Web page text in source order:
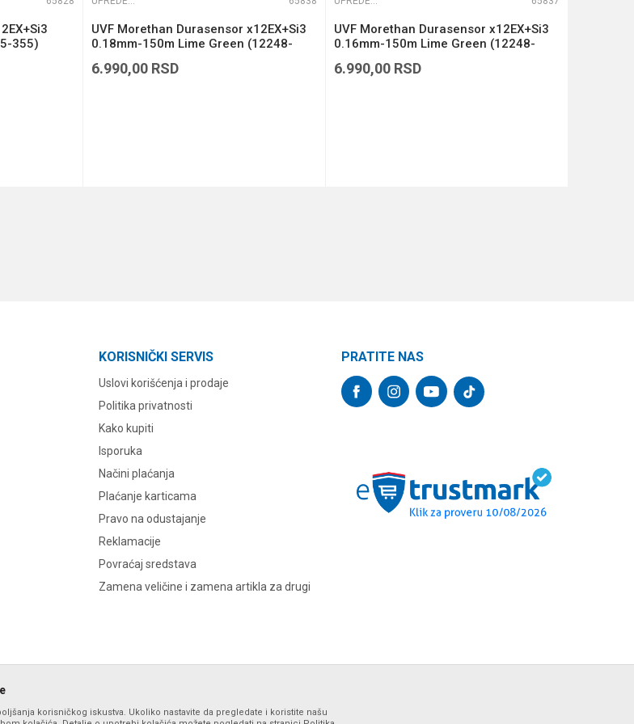
355)
UVF Morethan Durasensor x12EX+Si3
0.18mm-150m Lime Green (12248-
6.990,00 RSD
UVF Morethan Durasensor x12EX+Si3
0.16mm-150m Lime Green (12248-
6.990,00 RSD
KORISNIČKI SERVIS
Uslovi korišćenja i prodaje
Politika privatnosti
Kako kupiti
Isporuka
Načini plaćanja
Plaćanje karticama
Pravo na odustajanje
Reklamacije
Povraćaj sredstava
Zamena veličine i zamena artikla za drugi
PRATITE NAS
korisničkog iskustva. Ukoliko nastavite da pregledate i koristite našu